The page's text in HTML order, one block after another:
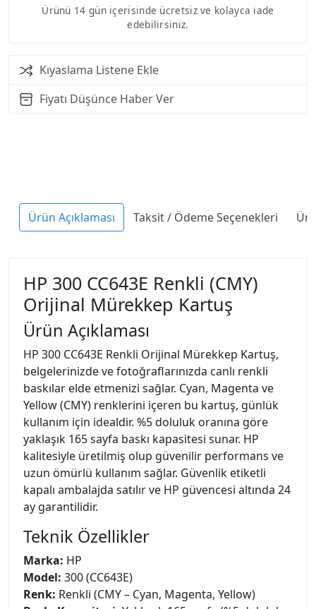
Ürünü 14 gün içerisinde ücretsiz ve kolayca iade
edebilirsiniz.
Kıyaslama Listene Ekle
Fiyatı Düşünce Haber Ver
Ürün Açıklaması Taksit / Ödeme Seçenekleri
HP 300 CC643E Renkli (CMY)
Orijinal Mürekkep Kartuş
Ürün Açıklaması
HP 300 CC643E Renkli Orijinal Mürekkep Kartuş,
belgelerinizde ve fotoğraflarınızda canlı renkli
baskılar elde etmenizi sağlar. Cyan, Magenta ve
Yellow (CMY) renklerini içeren bu kartuş, günlük
kullanım için idealdir. %5 doluluk oranına göre
yaklaşık 165 sayfa baskı kapasitesi sunar. HP
kalitesiyle üretilmiş olup güvenilir performans ve
uzun ömürlü kullanım sağlar. Güvenlik etiketli
kapalı ambalajda satılır ve HP güvencesi altında 24
ay garantilidir.
Teknik Özellikler
Marka: HP
Model: 300 (CC643E)
Renk: Renkli (CMY – Cyan, Magenta, Yellow)